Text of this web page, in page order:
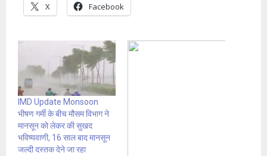
X Facebook
IMD Update Monsoon
भीषण गर्मी के बीच मौसम विभाग ने
मानसून को लेकर की सुखद
भविष्यवाणी, 16 साल बाद मानसून
जल्दी दस्तक देने जा रहा